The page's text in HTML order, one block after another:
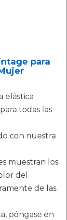
para
elástica
todas las
con nuestra
muestran los
del
de las
póngase en